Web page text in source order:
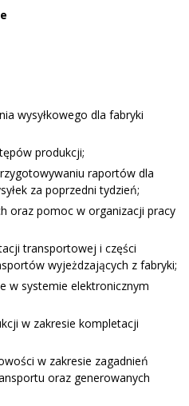
wysyłkowego dla fabryki
produkcji;
raportów dla
za poprzedni tydzień;
oraz pomoc w organizacji pracy
transportowej i części
wyjeżdzających z fabryki;
w systemie elektronicznym
w zakresie kompletacji
w zakresie zagadnień
oraz generowanych